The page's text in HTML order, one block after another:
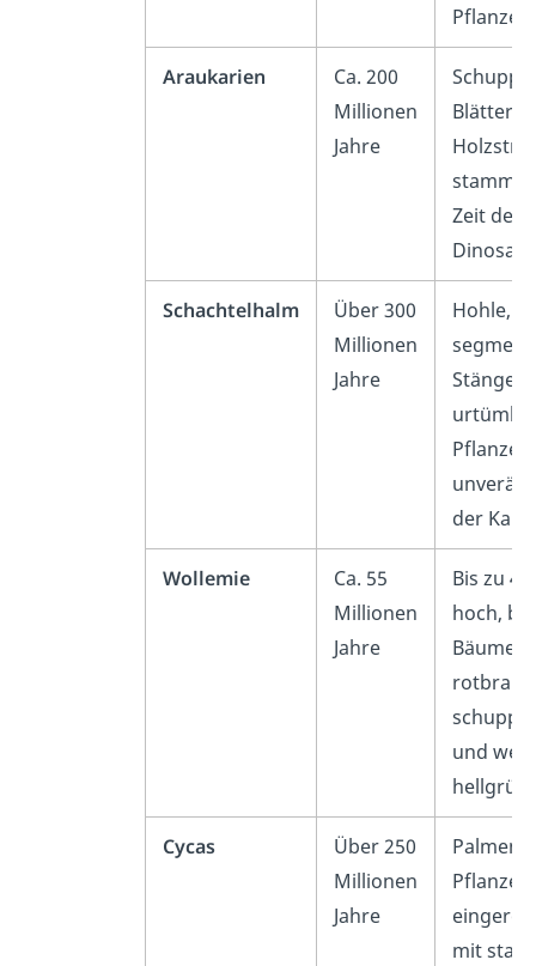
Araukarien
Ca. 200
Millionen
Jahre
Blätter,
stammt
Zeit der
Schachtelhalm
Über 300
Millionen
Jahre
Hohle,
Stängel,
Pflanze,
der
Wollemie
Ca. 55
Millionen
Jahre
Bis zu
hoch,
Bäumen
und
Cycas
Über 250
Millionen
Jahre
Pflanze,
mit